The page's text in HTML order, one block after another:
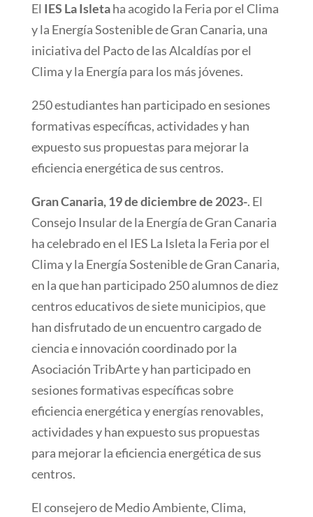
El IES La Isletaha acogido la Feria por el Clima
y la Energía Sostenible de Gran Canaria, una
iniciativa del Pacto de las Alcaldías por el
Clima y la Energía para los más jóvenes.
250 estudiantes han participado en sesiones
formativas específicas, actividades y han
expuesto sus propuestas para mejorar la
eficiencia energética de sus centros.
Gran Canaria, 19 de diciembre de 2023-. El
Consejo Insular de la Energía de Gran Canaria
ha celebrado en el IES La Isleta la Feria por el
Clima y la Energía Sostenible de Gran Canaria,
en la que han participado 250 alumnos de diez
centros educativos de siete municipios, que
han disfrutado de un encuentro cargado de
ciencia e innovación coordinado por la
Asociación TribArte y han participado en
sesiones formativas específicas sobre
eficiencia energética y energías renovables,
actividades y han expuesto sus propuestas
para mejorar la eficiencia energética de sus
centros.
El consejero de Medio Ambiente, Clima,